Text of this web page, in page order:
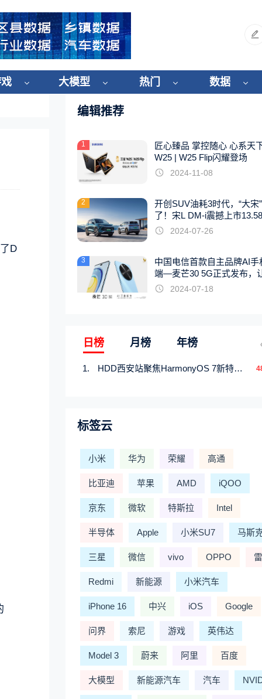
大模型 热门 数据
D
编辑推荐
1
匠心臻品 掌控随心 心系天
W25 | W25 Flip闪耀登场
2024-11-08
2
开创SUV油耗3时代，“大宋
了！宋L DM-i震撼上市
起
2024-07-26
3
中国电信首款自主品牌AI手
端—麦芒30 5G正式发布，
触手可及2024-07-18
日榜 月榜 年榜
HDD西安站聚焦HarmonyOS 7新特性，解锁从互联到智能的应用开发新范式
标签云
小米 华为 荣耀 高通
比亚迪 苹果 AMD iQOO
京东 微软 特斯拉 Intel
半导体 Apple 小米SU7 马斯
三星 微信 vivo OPPO
Redmi 新能源 小米汽车
iPhone 16 中兴 iOS Google
问界 索尼 游戏 英伟达
Model 3 蔚来 阿里 百度
大模型 新能源汽车 汽车